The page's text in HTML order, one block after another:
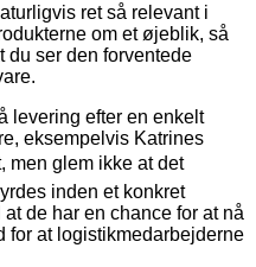
ret så relevant i
om et øjeblik, så
du ser den forventede
levering efter en enkelt
eksempelvis Katrines
men glem ikke at det
inden et konkret
de har en chance for at nå
for at logistikmedarbejderne